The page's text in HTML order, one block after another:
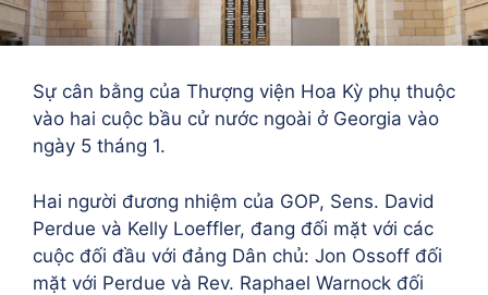
Sự cân bằng của Thượng viện Hoa Kỳ phụ thuộc
vào hai cuộc bầu cử nước ngoài ở Georgia vào
ngày 5 tháng 1.
Hai người đương nhiệm của GOP, Sens. David
Perdue và Kelly Loeffler, đang đối mặt với các
cuộc đối đầu với đảng Dân chủ: Jon Ossoff đối
mặt với Perdue và Rev. Raphael Warnock đối